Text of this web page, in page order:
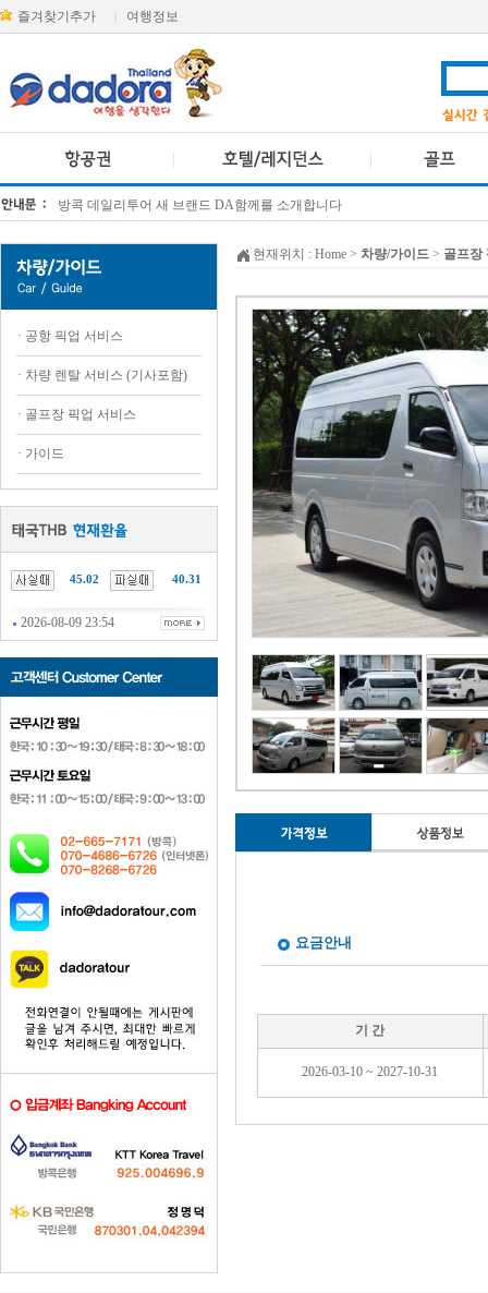
즐겨찾기추가 여행정보
방콕 데일리투어 새 브랜드 DA함께를 소개합니다
· 공항 픽업 서비스
· 차량 렌탈 서비스 (기사포함)
· 골프장 픽업 서비스
· 가이드
45.02 40.31
2026-08-09 23:54
현재위치 : Home > 차량/가이드 > 골프장
요금안내
기 간
2026-03-10 ~ 2027-10-31